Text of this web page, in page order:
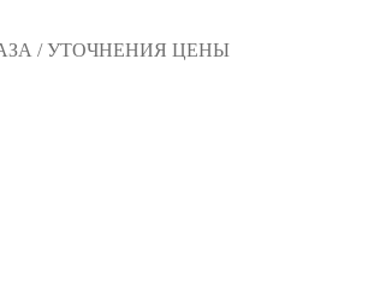
/ УТОЧНЕНИЯ ЦЕНЫ